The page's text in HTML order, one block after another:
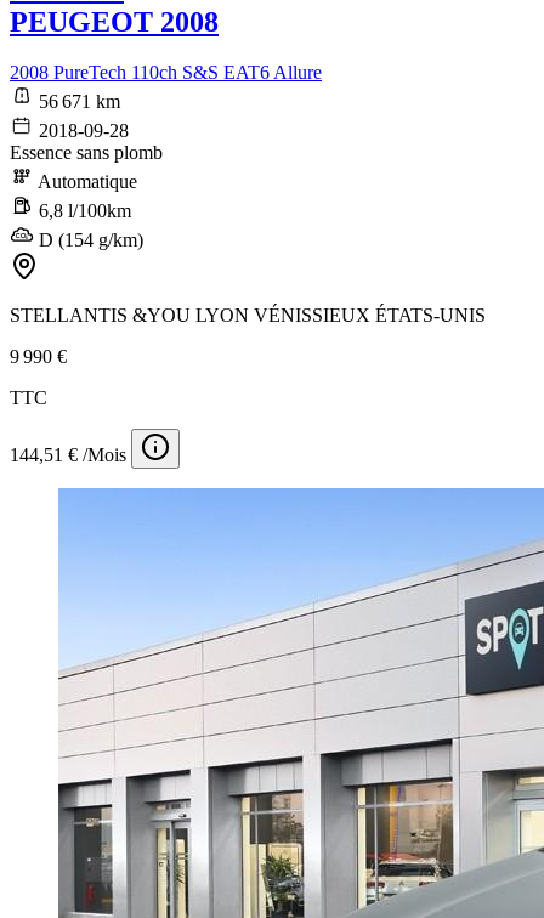
PEUGEOT 2008
2008 PureTech 110ch S&S EAT6 Allure
56 671 km
2018-09-28
Essence sans plomb
Automatique
6,8 l/100km
D (154 g/km)
STELLANTIS &YOU LYON VÉNISSIEUX ÉTATS-UNIS
9 990 €
TTC
144,51 € /Mois